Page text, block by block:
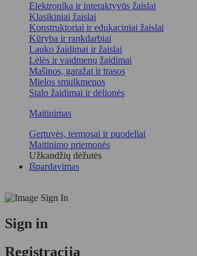
Elektronika ir interaktyvūs žaislai
Klasikiniai žaislai
Konstruktoriai ir edukaciniai žaislai
Kūryba ir rankdarbiai
Lauko žaidimai ir žaislai
Lėlės ir vaidmenų žaidimai
Mašinos, garažai ir trasos
Mielos smulkmenos
Stalo žaidimai ir dėlionės
Maitinimas
Gertuvės, termosai ir puodeliai
Maitinimo priemonės
Užkandžių dėžutės
Išpardavimas
Sign in
Registracija